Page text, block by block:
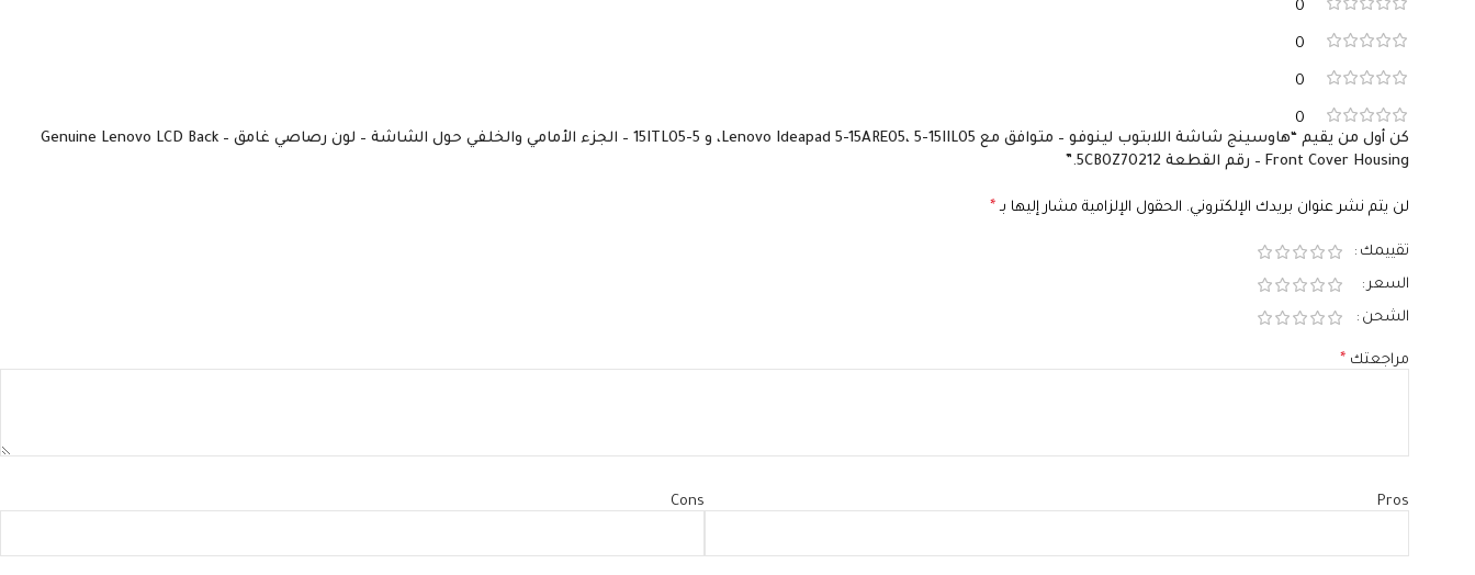
0
0
0
0
كن أول من يقيم “هاوسينج شاشة اللابتوب لينوفو – متوافق مع Lenovo Ideapad 5-15ARE05، 5-15IIL05، و 5-15ITL05 – الجزء الأمامي والخلفي حول الشاشة – لون رصاصي غامق – Genuine Lenovo LCD Back
Front Cover Housing – رقم القطعة 5CB0Z70212.”
لن يتم نشر عنوان بريدك الإلكتروني. الحقول الإلزامية مشار إليها بـ *
تقييمك
السعر
الشحن
مراجعتك *
Pros
Cons